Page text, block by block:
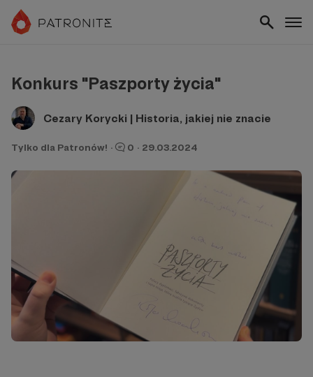
Konkurs "Paszporty życia"
Cezary Korycki | Historia, jakiej nie znacie
Tylko dla Patronów! · 0 · 29.03.2024